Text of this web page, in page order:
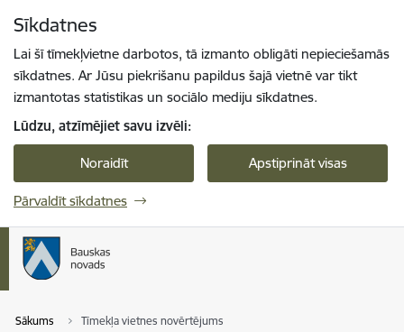
Sīkdatnes
Lai šī tīmekļvietne darbotos, tā izmanto obligāti nepieciešamās
sīkdatnes. Ar Jūsu piekrišanu papildus šajā vietnē var tikt
izmantotas statistikas un sociālo mediju sīkdatnes.
Lūdzu, atzīmējiet savu izvēli:
Noraidīt Apstiprināt visas
Pārvaldīt sīkdatnes
Sākums Tīmekļa vietnes novērtējums